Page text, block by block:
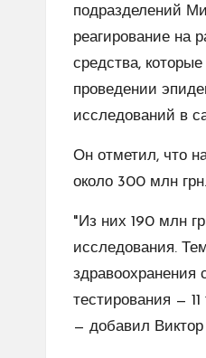
подразделений
реагирование на
средства,
проведении
исследований в
Он отметил, что
около 300 млн грн.
"Из них 190 млн
исследования.
здравоохранения
тестирования —
— добавил